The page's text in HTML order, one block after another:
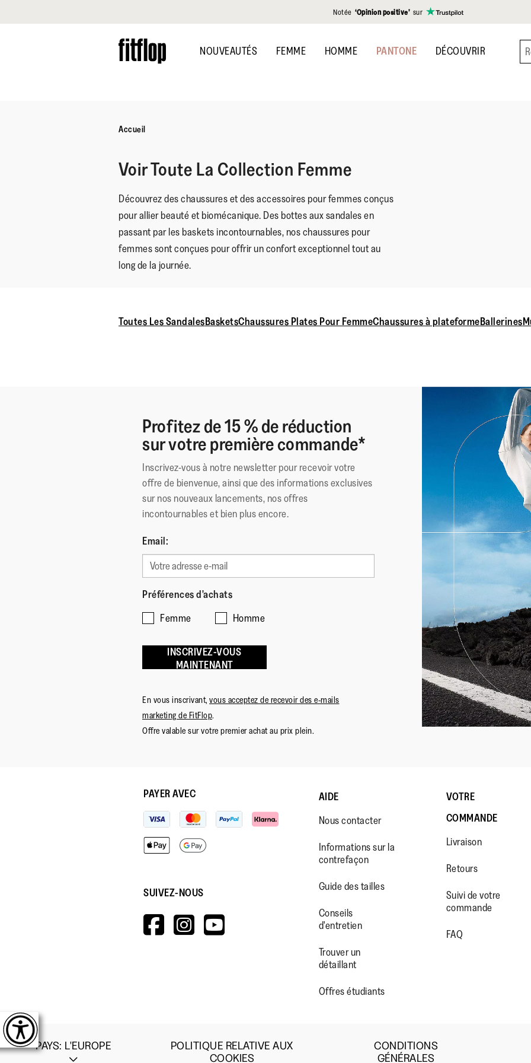
Notée ‘Opinion positive’ sur
to
main
NOUVEAUTÉS FEMME HOMME PANTONE DÉCOUVRIR
Accueil
Voir Toute La Collection Femme
Découvrez des chaussures et des accessoires pour femmes conçus
pour allier beauté et biomécanique. Des bottes aux sandales en
passant par les baskets incontournables, nos chaussures pour
femmes sont conçues pour offrir un confort exceptionnel tout au
long de la journée.
Toutes Les SandalesBasketsChaussures Plates Pour FemmeChaussures à plateformeBallerines
Profitez de 15 % de réduction
sur votre première commande*
Inscrivez-vous à notre newsletter pour recevoir votre
offre de bienvenue, ainsi que des informations exclusives
sur nos nouveaux lancements, nos offres
incontournables et bien plus encore.
Email:
Préférences d'achats
Femme
Homme
INSCRIVEZ-VOUS
MAINTENANT
En vous inscrivant, vous acceptez de recevoir des e-mails
marketing de FitFlop.
Offre valable sur votre premier achat au prix plein.
PAYER AVEC
SUIVEZ-NOUS
HTTPS://WWW.FACEBOOK.COM/FITFLOP?
V=WALL&VIEWAS=0
HTTPS://WWW.INSTAGRAM.COM/
HTTPS://WWW.YOUTUBE.COM/
AIDE
Nous contacter
Informations sur la
contrefaçon
Guide des tailles
Conseils
d'entretien
Trouver un
détaillant
Offres étudiants
VOTRE
COMMANDE
Livraison
Retours
Suivi de votre
commande
FAQ
PAYS: L'EUROPE
POLITIQUE RELATIVE AUX
COOKIES
CONDITIONS
GÉNÉRALES